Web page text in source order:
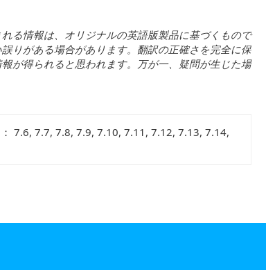
れる情報は オリジナルの英語版製品に基づくもので
誤りがある場合があります。翻訳の正確さを完全に保
報が得られると思われます。万が一、疑問が生じた場
7.6, 7.7, 7.8, 7.9, 7.10, 7.11, 7.12, 7.13, 7.14,